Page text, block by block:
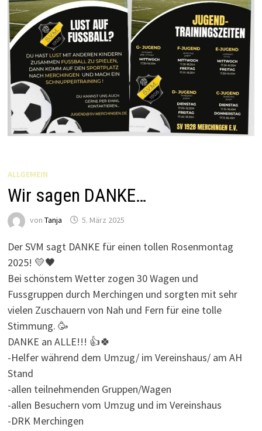
ALLGEMEIN
Wir sagen DANKE…
von Tanja 5. März 2025
Der SVM sagt DANKE für einen tollen Rosenmontag
2025! 💛🖤
Bei schönstem Wetter zogen 30 Wagen und
Fussgruppen durch Merchingen und sorgten mit sehr
vielen Zuschauern von Nah und Fern für eine tolle
Stimmung. 🥳
DANKE an ALLE!!! 👍🍀
-Helfer während dem Umzug/ im Vereinshaus/ am AH
Stand
-allen teilnehmenden Gruppen/Wagen
-allen Besuchern vom Umzug und im Vereinshaus
-DRK Merchingen